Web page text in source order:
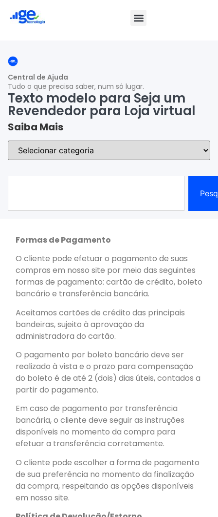
Central de Ajuda
Tudo o que precisa saber, num só lugar.
Texto modelo para Seja um
Revendedor para Loja virtual
Saiba Mais
Formas de Pagamento
O cliente pode efetuar o pagamento de suas
compras em nosso site por meio das seguintes
formas de pagamento: cartão de crédito, boleto
bancário e transferência bancária.
Aceitamos cartões de crédito das principais
bandeiras, sujeito à aprovação da
administradora do cartão.
O pagamento por boleto bancário deve ser
realizado à vista e o prazo para compensação
do boleto é de até 2 (dois) dias úteis, contados a
partir do pagamento.
Em caso de pagamento por transferência
bancária, o cliente deve seguir as instruções
disponíveis no momento da compra para
efetuar a transferência corretamente.
O cliente pode escolher a forma de pagamento
de sua preferência no momento da finalização
da compra, respeitando as opções disponíveis
em nosso site.